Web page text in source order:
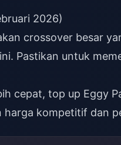
2026)
crossover besar
Pastikan untuk
cepat, top up Eggy
harga kompetitif dan